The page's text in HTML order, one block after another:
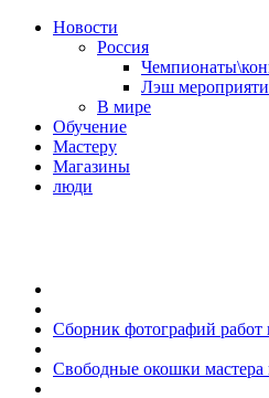
Новости
Россия
Лэш
В мире
Обучение
Мастеру
Магазины
люди
Сборник фотографий работ
Свободные окошки